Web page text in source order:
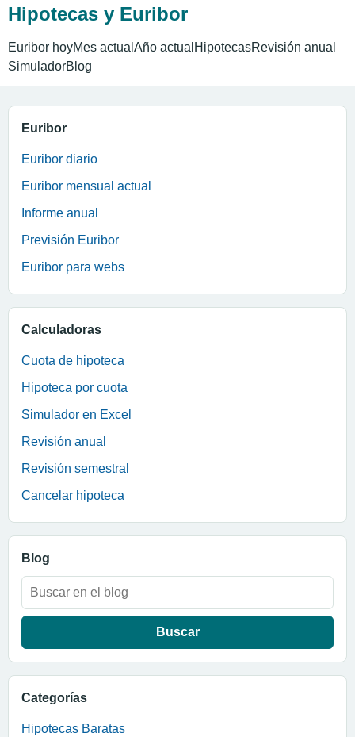
Hipotecas y Euribor
Euribor hoyMes actual Año actual HipotecasRevisión anual
SimuladorBlog
Euribor
Euribor diario
Euribor mensual actual
Informe anual
Previsión Euribor
Euribor para webs
Calculadoras
Cuota de hipoteca
Hipoteca por cuota
Simulador en Excel
Revisión anual
Revisión semestral
Cancelar hipoteca
Blog
Buscar:
Categorías
Hipotecas Baratas